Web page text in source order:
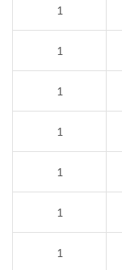
1
1
1
1
1
1
1